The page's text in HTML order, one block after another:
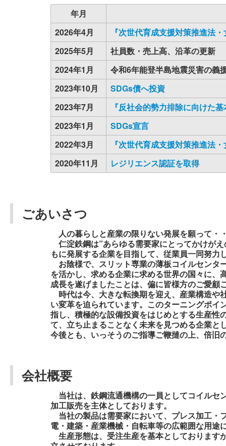
年月
2026年4月
『次世代育成支援対策推進法
2025年5月
社員数・売上高、沿革の更新
2024年1月
令和6年能登半島地震災害の義
2023年10月
SDGs債へ投資
2023年7月
『反社会的勢力排除に向けた
2023年1月
SDGs宣言
2022年3月
『次世代育成支援対策推進法
2020年11月
レジリエンス認証を取得
ごあいさつ
人の暮らしと産業の限りない発展を願って・
仁淀鉄鋼は”あらゆる需要家にとってかけが
もに発展する企業を目指して、従業員一同努力
お陰様で、スリット専業の薄板コイルセンタ
を活かし、求める企業に求める世界の国々に
成長を遂げましたことは、偏に皆様方のご愛顧
時代は今、大きな転換期を迎え、産業構造や
い変革を迫られています。このターニングポ
指し、積極的な設備投資をはじめとする生産性
て、立ち止まることなく未来を見つめる企業と
今後とも、いっそうのご指導ご鞭撻の上、倍旧
会社概要
当社は、鉄鋼流通機構の一員としてコイルセ
加工販売を主体としております。
当社の製品は需要家において、プレス加工・
電・建築・産業機械・自転車等の広範囲な用途
生産形態は、受注生産を基本としております